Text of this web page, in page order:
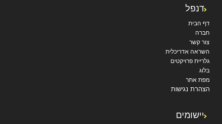
דנפל
דף הבית
חברה
צור קשר
השראה אדריכלית
גלריית פרויקטים
בלוג
מפת אתר
הצהרת נגישות
יישומים